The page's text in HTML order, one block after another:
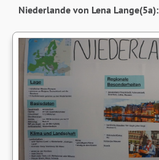
Niederlande von Lena Lange(5a):